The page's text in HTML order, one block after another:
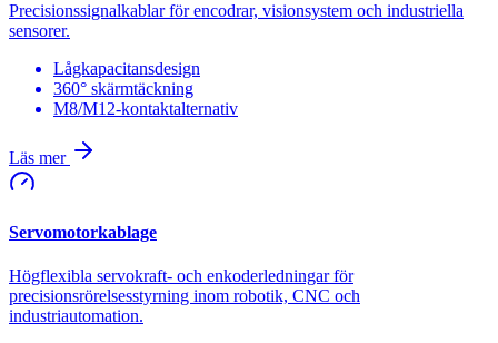
Precisionssignalkablar för encodrar, visionsystem och industriella
sensorer.
Lågkapacitansdesign
360° skärmtäckning
M8/M12-kontaktalternativ
Läs mer
Servomotorkablage
Högflexibla servokraft- och enkoderledningar för
precisionsrörelsesstyrning inom robotik, CNC och
industriautomation.